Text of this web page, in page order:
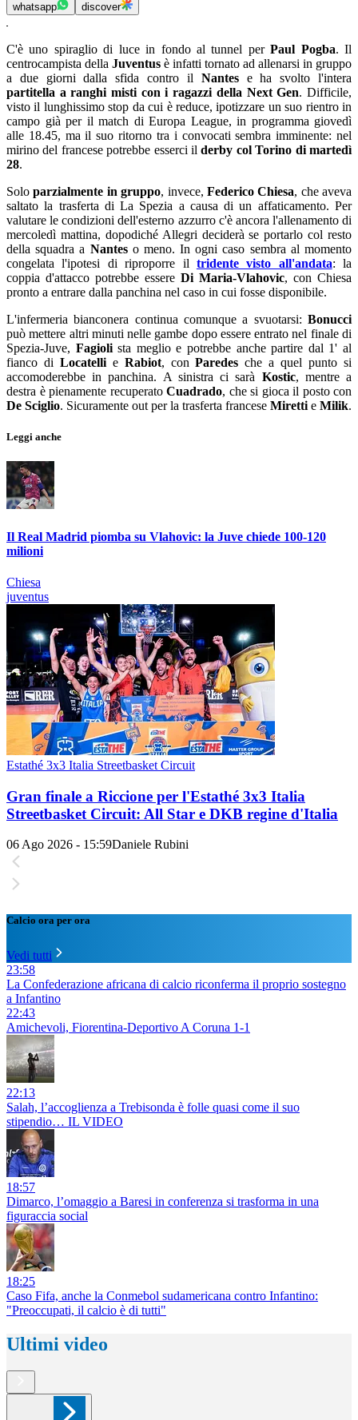
whatsapp discover
C'è uno spiraglio di luce in fondo al tunnel perPaul Pogba. Il
centrocampista della Juventus è infatti tornato ad allenarsi in gruppo
a due giorni dalla sfida contro il Nantese ha svolto l'intera
partitella a ranghi misti con i ragazzi della Next Gen. Difficile,
visto il lunghissimo stop da cui è reduce, ipotizzare un suo rientro in
campo già per il match di Europa League, in programma giovedì
alle 18.45, ma il suo ritorno tra i convocati sembra imminente: nel
mirino del francese potrebbe esserci ilderby col Torino di martedì
28.
Soloparzialmente in gruppo, invece, Federico Chiesa, che aveva
saltato la trasferta di La Spezia a causa di un affaticamento. Per
valutare le condizioni dell'esterno azzurro c'è ancora l'allenamento di
mercoledì mattina, dopodiché Allegri deciderà se portarlo col resto
della squadra a Nanteso meno. In ogni caso sembra al momento
congelata l'ipotesi di riproporre il tridente visto all'andata: la
coppia d'attacco potrebbe essere Di Maria-Vlahovic, con Chiesa
pronto a entrare dalla panchina nel caso in cui fosse disponibile.
L'infermeria bianconera continua comunque a svuotarsi: Bonucci
può mettere altri minuti nelle gambe dopo essere entrato nel finale di
Spezia-Juve, Fagiolista meglio e potrebbe anche partire dal 1' al
fianco di Locatellie Rabiot, conParedes che a quel punto si
accomoderebbe in panchina. A sinistra ci sarà Kostic, mentre a
destra è pienamente recuperato Cuadrado, che si gioca il posto con
De Sciglio. Sicuramente out per la trasferta francese Miretti e Milik.
Leggi anche
Il Real Madrid piomba su Vlahovic: la Juve chiede 100-120
milioni
Chiesa
juventus
Estathé 3x3 Italia Streetbasket Circuit
Gran finale a Riccione per l'Estathé 3x3 Italia
Streetbasket Circuit: All Star e DKB regine d'Italia
06 Ago 2026 - 15:59Daniele Rubini
Calcio ora per ora
Vedi tutti
23:58
La Confederazione africana di calcio riconferma il proprio sostegno
a Infantino
22:43
Amichevoli, Fiorentina-Deportivo A Coruna 1-1
22:13
Salah, l’accoglienza a Trebisonda è folle quasi come il suo
stipendio… IL VIDEO
18:57
Dimarco, l’omaggio a Baresi in conferenza si trasforma in una
figuraccia social
18:25
Caso Fifa, anche la Conmebol sudamericana contro Infantino:
"Preoccupati, il calcio è di tutti"
Ultimi video